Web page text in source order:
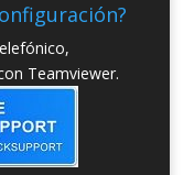
Teamviewer.